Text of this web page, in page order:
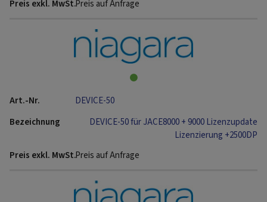
Preis auf Anfrage
DEVICE-50
DEVICE-50 für JACE8000 + 9000 Lizenzupdate
Lizenzierung +2500DP
Preis auf Anfrage